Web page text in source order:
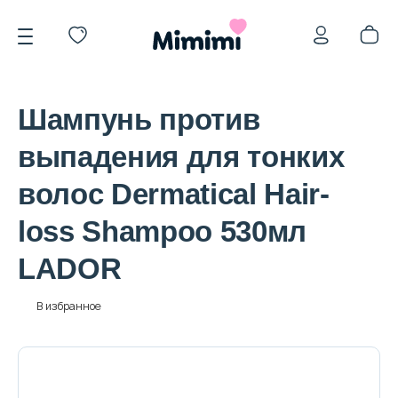
*OVERSTOCK -30%
Уход за лицом
Шампунь против
выпадения для тонких
волос Dermatical Hair-
loss Shampoo 530мл
LADOR
В избранное